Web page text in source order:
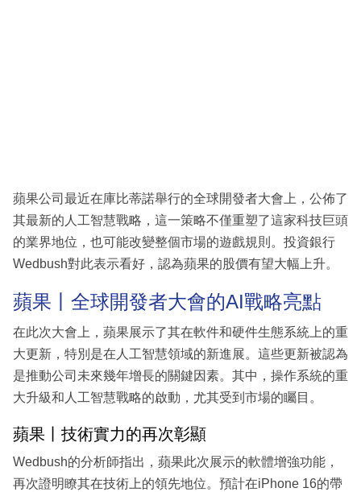
區
蘋果公司最近在庫比蒂諾舉行的全球開發者大會上，公佈了
其最新的人工智慧戰略，這一策略不僅重塑了這家科技巨頭
的業界地位，也可能改變整個市場的遊戲規則。投資銀行
Wedbush對此表示看好，認為蘋果的股價有望大幅上升。
蘋果丨全球開發者大會的AI戰略亮點
在此次大會上，蘋果展示了其在軟件和硬件生態系統上的重
大更新，特別是在人工智慧領域的新進展。這些更新被認為
是推動公司未來幾年增長的關鍵因素。其中，操作系統的重
大升級和人工智慧戰略的啟動，尤其受到市場的矚目。
蘋果丨技術實力的再次彰顯
Wedbush的分析師指出，蘋果此次展示的軟體增強功能，
再次證明瞭其在技術上的領先地位。預計在iPhone 16的帶